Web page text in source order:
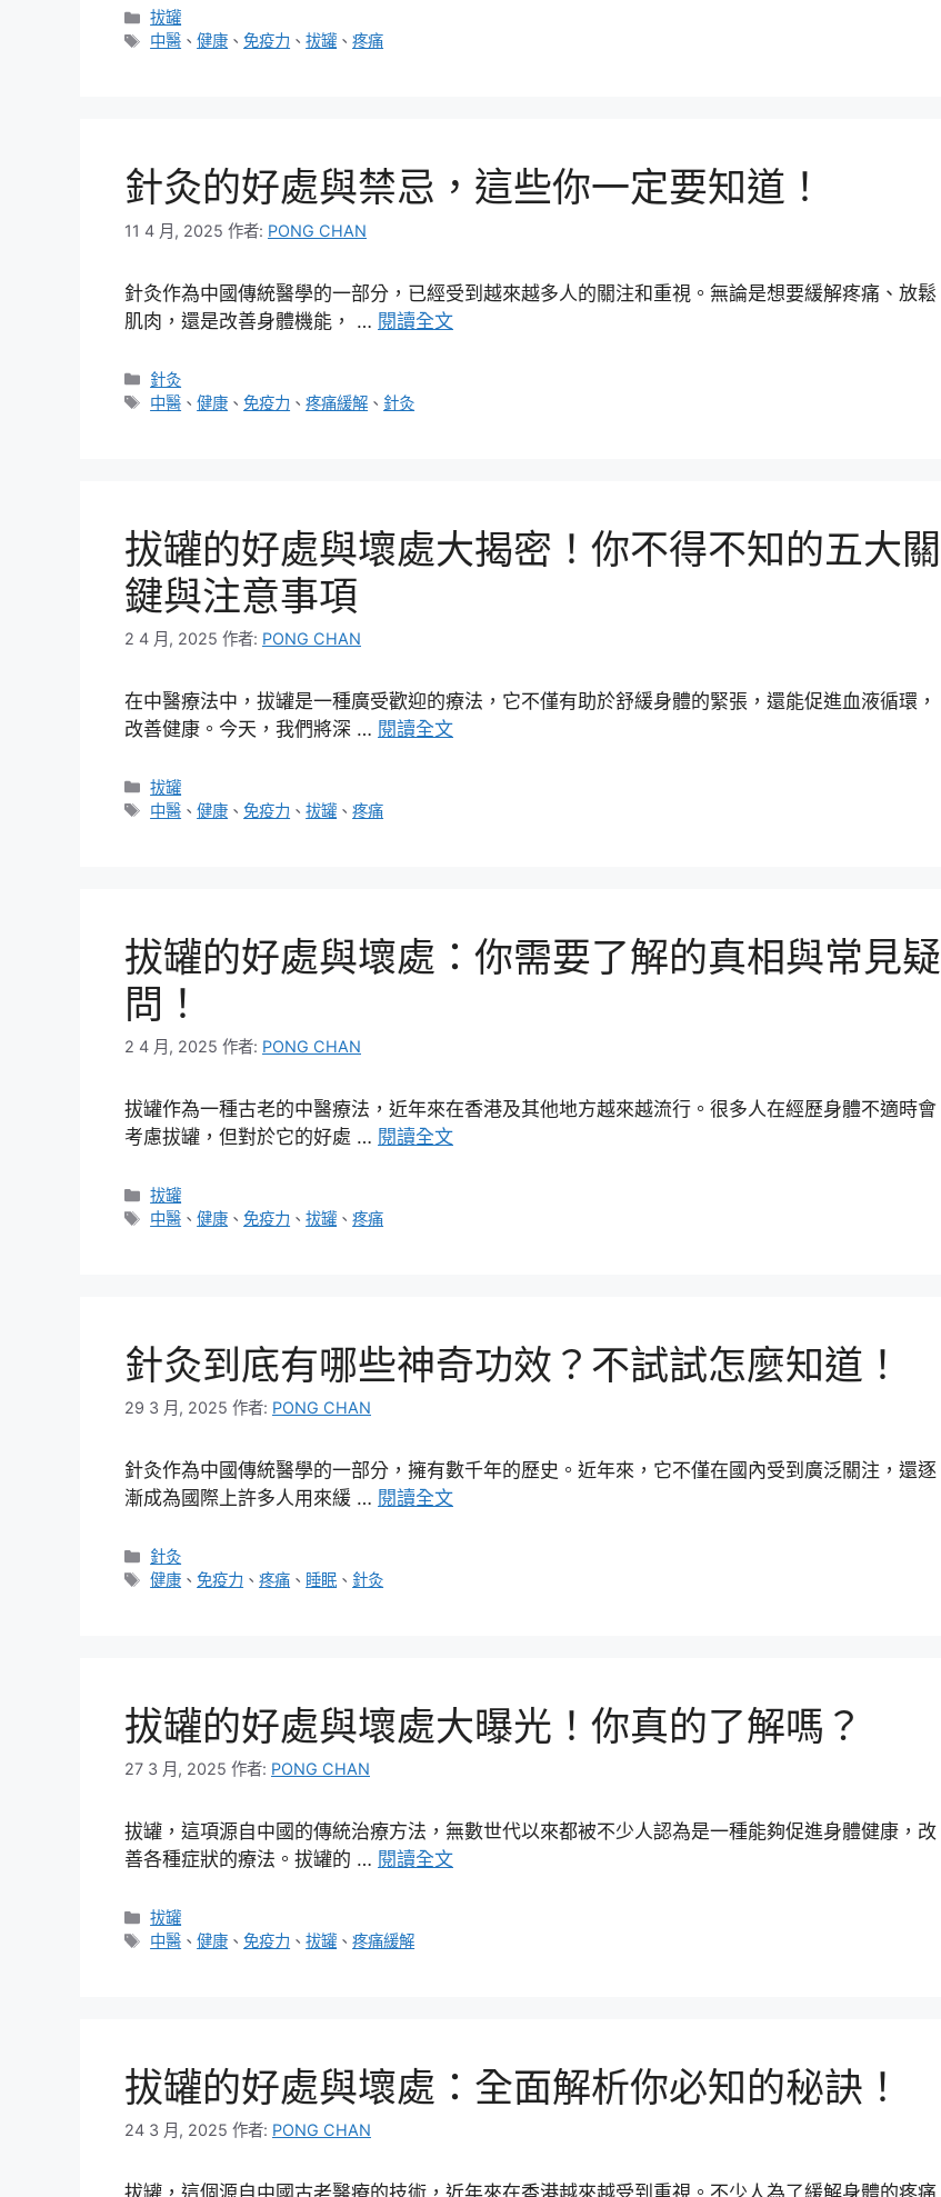
分
類
拔罐
標
中醫 、健康 、免疫力 、拔罐 、疼痛
針灸的好處與禁忌，這些你一定要知道！
11 4 月, 2025 作者: PONG CHAN
針灸作為中國傳統醫學的一部分，已經受到越來越多人的關注和重視。無論是想要緩解疼痛、放鬆
肌肉，還是改善身體機能， … 閱讀全文
分
類
針灸
標
中醫 、健康 、免疫力 、疼痛緩解 、 針灸
拔罐的好處與壞處大揭密！你不得不知的五大關
鍵與注意事項
2 4 月, 2025 作者: PONG CHAN
在中醫療法中，拔罐是一種廣受歡迎的療法，它不僅有助於舒緩身體的緊張，還能促進血液循環，
改善健康。今天，我們將深 … 閱讀全文
分
類
拔罐
標
中醫 、健康 、免疫力 、拔罐 、疼痛
拔罐的好處與壞處：你需要了解的真相與常見疑
問！
2 4 月, 2025 作者: PONG CHAN
拔罐作為一種古老的中醫療法，近年來在香港及其他地方越來越流行。很多人在經歷身體不適時會
考慮拔罐，但對於它的好處 … 閱讀全文
分
類
拔罐
標
中醫 、健康 、免疫力 、拔罐 、疼痛
針灸到底有哪些神奇功效？不試試怎麼知道！
29 3 月, 2025 作者: PONG CHAN
針灸作為中國傳統醫學的一部分，擁有數千年的歷史。近年來，它不僅在國內受到廣泛關注，還逐
漸成為國際上許多人用來緩 … 閱讀全文
分
類
針灸
標
健康 、免疫力 、疼痛 、 睡眠 、 針灸
拔罐的好處與壞處大曝光！你真的了解嗎？
27 3 月, 2025 作者: PONG CHAN
拔罐，這項源自中國的傳統治療方法，無數世代以來都被不少人認為是一種能夠促進身體健康，改
善各種症狀的療法。拔罐的 … 閱讀全文
分
類
拔罐
標
中醫 、健康 、免疫力 、拔罐 、疼痛緩解
拔罐的好處與壞處：全面解析你必知的秘訣！
24 3 月, 2025 作者: PONG CHAN